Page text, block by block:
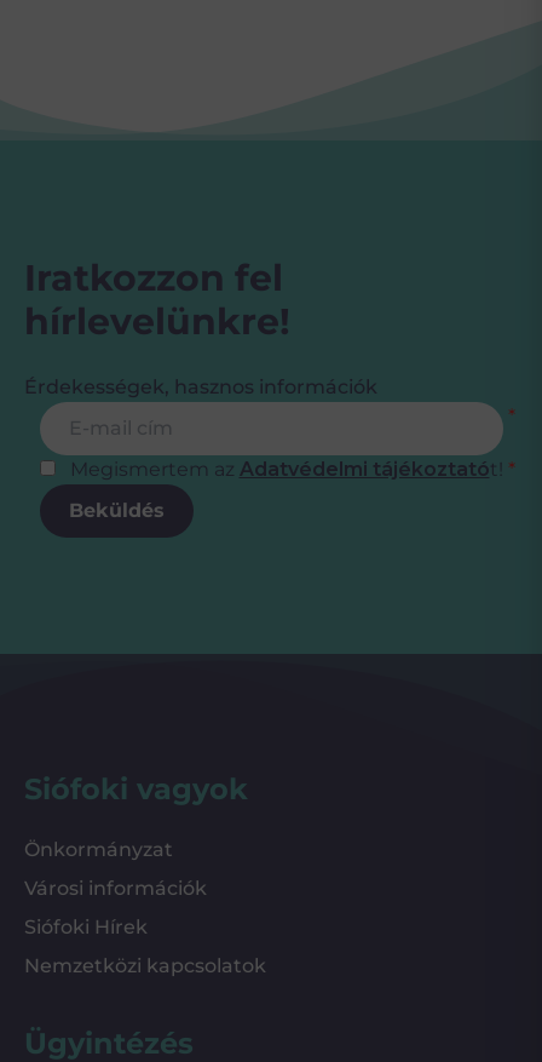
Iratkozzon fel
hírlevelünkre!
Érdekességek, hasznos információk
Feliratkozás
E-mail cím *
*
Megismertem az Adatvédelmi tájékoztatót!
Beküldés
Siófoki vagyok
Önkormányzat
Városi információk
Siófoki Hírek
Nemzetközi kapcsolatok
Ügyintézés